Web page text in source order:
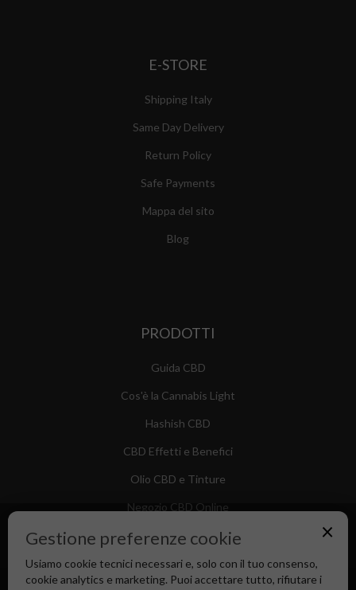
E-STORE
Shipping Italy
Same Day Delivery
Return Policy
Safe Payments
Mappa del sito
Blog
PRODOTTI
Guida CBD
Cos'è la Cannabis Light
Hashish CBD
CBD Effetti e Benefici
Olio CBD e Tinture
Negozio CBD Online
×
Gestione preferenze cookie
Usiamo cookie tecnici necessari e, solo con il tuo consenso,
cookie analytics e marketing. Puoi accettare tutto, rifiutare i
Canapa Market - Il tuo Shop di Fiducia dal 2018